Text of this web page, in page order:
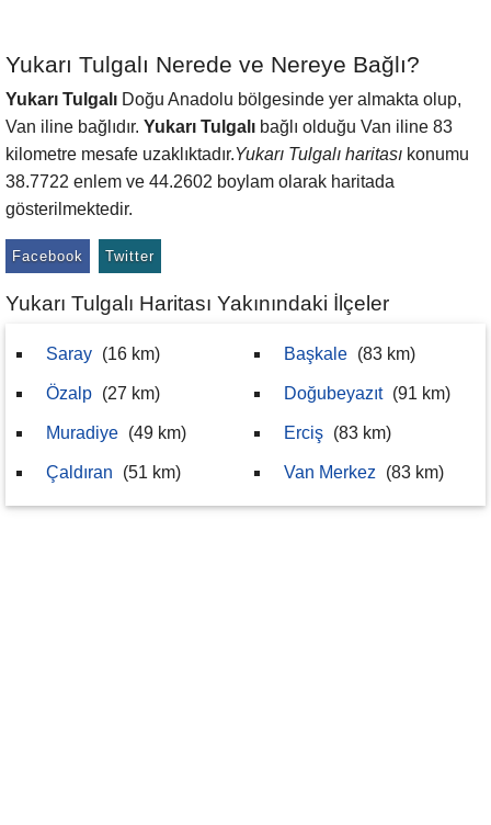
Yukarı Tulgalı Nerede ve Nereye Bağlı?
Yukarı Tulgalı Doğu Anadolu bölgesinde yer almakta olup,
Van iline bağlıdır. Yukarı Tulgalı bağlı olduğu Van iline 83
kilometre mesafe uzaklıktadır.Yukarı Tulgalı haritası konumu
38.7722 enlem ve 44.2602 boylam olarak haritada
gösterilmektedir.
Facebook Twitter
Yukarı Tulgalı Haritası Yakınındaki İlçeler
Saray (16 km)
Özalp (27 km)
Muradiye (49 km)
Çaldıran (51 km)
Başkale (83 km)
Doğubeyazıt (91 km)
Erciş (83 km)
Van Merkez (83 km)